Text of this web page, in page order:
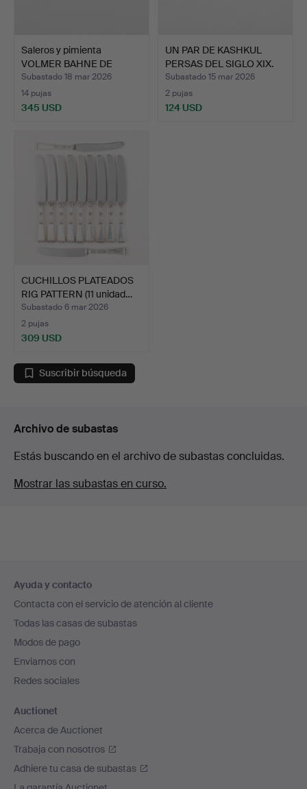
Saleros y pimienta
VOLMER BAHNE DE
PLATA D…
Subastado 18 mar 2026
14 pujas
345 USD
UN PAR DE KASHKUL
PERSAS DEL SIGLO XIX.
Subastado 15 mar 2026
2 pujas
124 USD
CUCHILLOS PLATEADOS
RIG PATTERN (11 unidad…
Subastado 6 mar 2026
2 pujas
309 USD
Suscribir búsqueda
Archivo de subastas
Estás buscando en el archivo de subastas concluidas.
Mostrar las subastas en curso.
en
el
pie
de
página
Ayuda y contacto
Contacta con el servicio de atención al cliente
Todas las casas de subastas
Modos de pago
Enviamos con
Redes sociales
Auctionet
Acerca de Auctionet
Trabaja con nosotros
Adhiere tu casa de subastas